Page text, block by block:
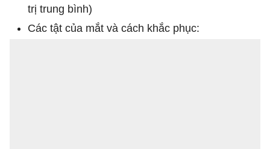
trị trung bình)
Các tật của mắt và cách khắc phục: